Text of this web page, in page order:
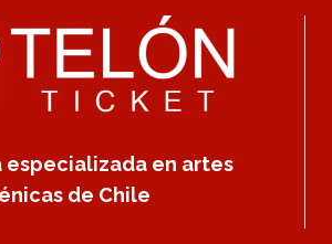
especializada en artes
de Chile